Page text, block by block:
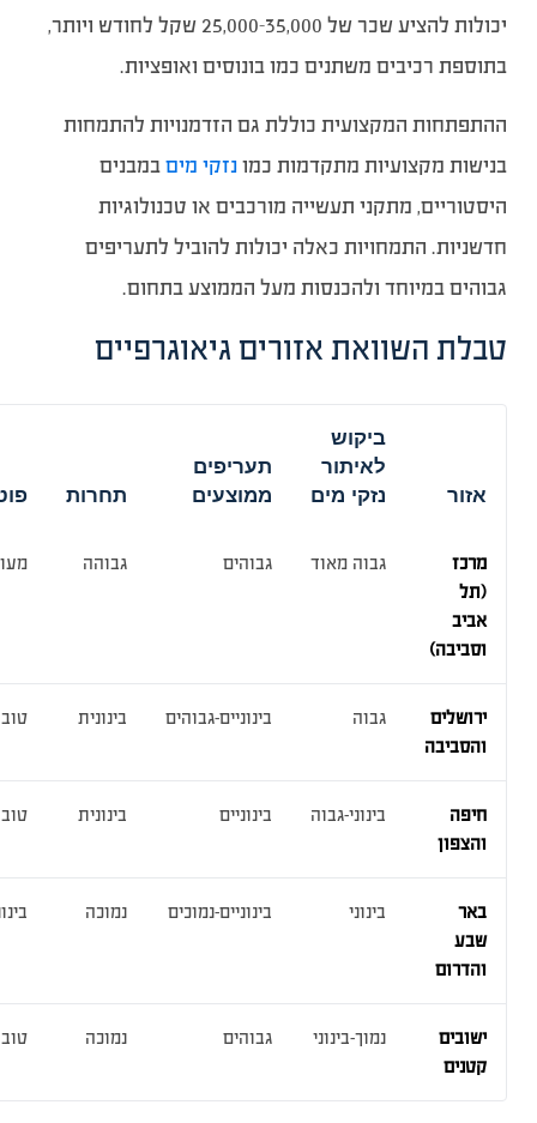
יכולות להציע שכר של 25,000-35,000 שקל לחודש ויותר,
בתוספת רכיבים משתנים כמו בונוסים ואופציות.
ההתפתחות המקצועית כוללת גם הזדמנויות להתמחות
בנישות מקצועיות מתקדמות כמונזקי מיםבמבנים
היסטוריים, מתקני תעשייה מורכבים או טכנולוגיות
חדשניות. התמחויות כאלה יכולות להוביל לתעריפים
גבוהים במיוחד ולהכנסות מעל הממוצע בתחום.
טבלת השוואת אזורים גיאוגרפיים
אזור
ביקוש
לאיתור
נזקי מים
תעריפים
ממוצעים
תחרות
מרכז
(תל
אביב
וסביבה)
גבוה מאוד גבוהים גבוהה
ירושלים
והסביבה
גבוה בינוניים-גבוהים בינונית
חיפה
והצפון
בינוני-גבוה בינוניים בינונית טוב
באר
שבע
והדרום
בינוני בינוניים-נמוכים נמוכה
ישובים
קטנים
נמוך-בינוני גבוהים נמוכה